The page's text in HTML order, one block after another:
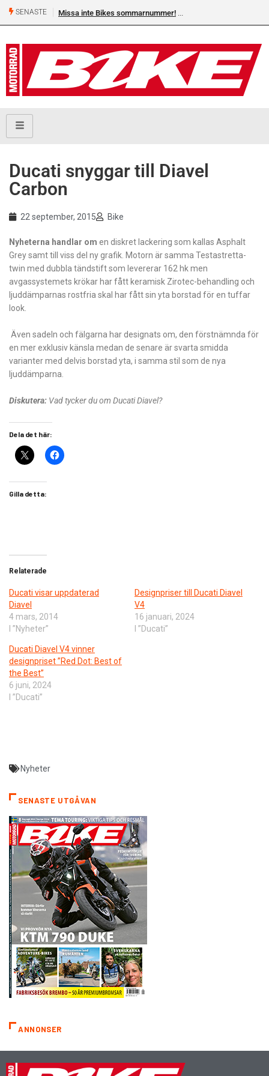
SENASTE Missa inte Bikes sommarnummer!
​Ducati snyggar till Diavel
Carbon
22 september, 2015 Bike
Nyheterna handlar om en diskret lackering som kallas Asphalt
Grey samt till viss del ny grafik. Motorn är samma Testastretta-
twin med dubbla tändstift som levererar 162 hk men
avgassystemets krökar har fått keramisk Zirotec-behandling och
ljuddämparnas rostfria skal har fått sin yta borstad för en tuffar
look.
Även sadeln och fälgarna har designats om, den förstnämnda för
en mer exklusiv känsla medan de senare är svarta smidda
varianter med delvis borstad yta, i samma stil som de nya
ljuddämparna.
Diskutera: Vad tycker du om Ducati Diavel?
Dela det här:
Gilla detta:
Relaterade
Ducati visar uppdaterad
Diavel
4 mars, 2014
I ”Nyheter”
Designpriser till Ducati Diavel
V4
16 januari, 2024
I ”Ducati”
Ducati Diavel V4 vinner
designpriset ”Red Dot: Best of
the Best”
6 juni, 2024
I ”Ducati”
Nyheter
SENASTE UTGÅVAN
ANNONSER